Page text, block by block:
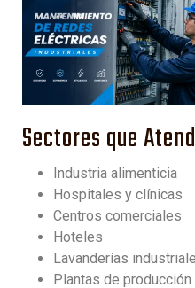
Sectores que
Industria alimenticia
Hospitales y clínicas
Centros comerciales
Hoteles
Lavanderías
Plantas de producción